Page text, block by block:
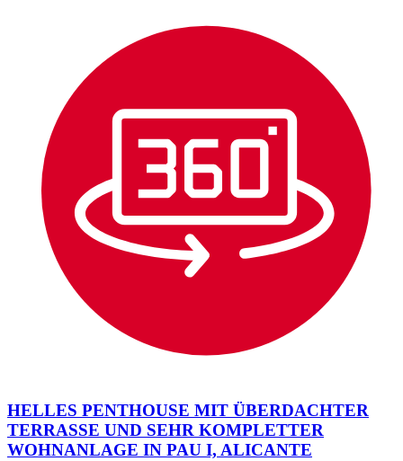
HELLES PENTHOUSE MIT ÜBERDACHTER
TERRASSE UND SEHR KOMPLETTER
WOHNANLAGE IN PAU I, ALICANTE